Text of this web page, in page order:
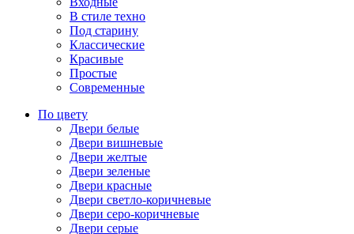
В стиле техно
Под старину
Классические
Красивые
Простые
Современные
По цвету
Двери белые
Двери вишневые
Двери желтые
Двери зеленые
Двери красные
Двери светло-коричневые
Двери серо-коричневые
Двери серые